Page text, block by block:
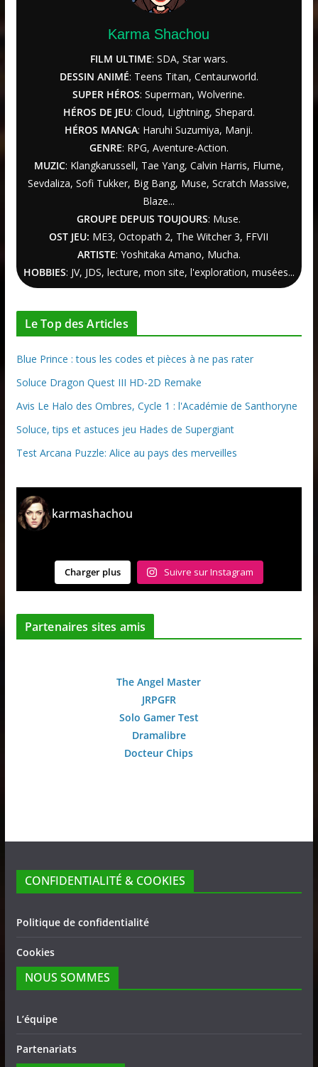
Karma Shachou
FILM ULTIME: SDA, Star wars.
DESSIN ANIMÉ: Teens Titan, Centaurworld.
SUPER HÉROS: Superman, Wolverine.
HÉROS DE JEU: Cloud, Lightning, Shepard.
HÉROS MANGA: Haruhi Suzumiya, Manji.
GENRE: RPG, Aventure-Action.
MUZIC: Klangkarussell, Tae Yang, Calvin Harris, Flume,
Sevdaliza, Sofi Tukker, Big Bang, Muse, Scratch Massive,
Blaze...
GROUPE DEPUIS TOUJOURS: Muse.
OST JEU: ME3,Octopath 2, The Witcher3, FFVII
ARTISTE: Yoshitaka Amano, Mucha.
HOBBIES: JV, JDS, lecture, mon site, l'exploration, musées...
Le Top des Articles
Blue Prince : tous les codes et pièces à ne pas rater
Soluce Dragon Quest III HD-2D Remake
Avis Le Halo des Ombres, Cycle 1 : l'Académie de Santhoryne
Soluce, tips et astuces jeu Hades de Supergiant
Test Arcana Puzzle: Alice au pays des merveilles
karmashachou
Charger plus Suivre sur Instagram
Partenaires sites amis
The Angel Master
JRPGFR
Solo Gamer Test
Dramalibre
Docteur Chips
CONFIDENTIALITÉ & COOKIES
Politique de confidentialité
Cookies
NOUS SOMMES
L’équipe
Partenariats